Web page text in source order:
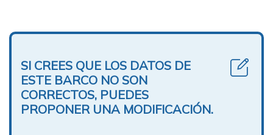
SI CREES QUE LOS DATOS DE
ESTE BARCO NO SON
CORRECTOS, PUEDES
PROPONER UNA MODIFICACIÓN.